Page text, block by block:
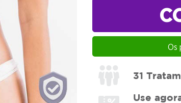
Os
31
Use